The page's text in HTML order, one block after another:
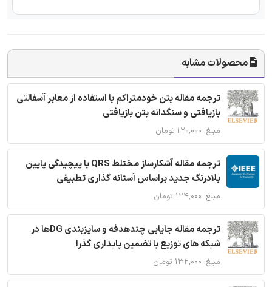
محصولات مشابه
ترجمه مقاله بتن خودمتراکم با استفاده از معابر آسفالتی
بازیافتی و سنگدانه بتن بازیافتی
مبلغ: ۱۲۰,۰۰۰ تومان
ترجمه مقاله آشکارساز مختلط QRS با پیچیدگی پایین
بلادرنگ جدید براساس آستانه گذاری تطبیقی
مبلغ: ۱۲۴,۰۰۰ تومان
ترجمه مقاله جایابی چندهدفه و سایزبندی DGها در
شبکه های توزیع با تضمین پایداری گذرا
مبلغ: ۱۳۲,۰۰۰ تومان